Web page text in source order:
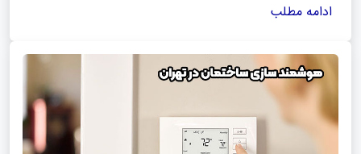
ادامه مطلب